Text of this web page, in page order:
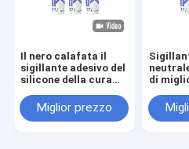
Il nero calafata il
sigillante adesivo del
silicone della cura
Miglior prezzo
di
adesiva
silicone